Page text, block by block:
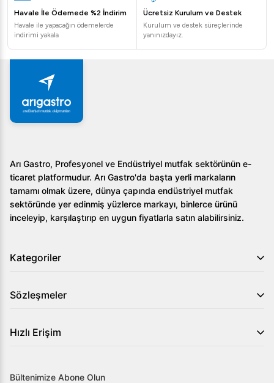
boyutunu ve enerji kaynağınızı (doğalgaz, LPG, elektrik)
göz önünde bulundurmalısınız. Güvenlik de en önemli
faktörlerden biridir; bu nedenle gaz kesme emniyet ventili
gibi özelliklere sahip, CE belgeli ürünleri tercih etmek
tüm döner makineleri, kalite ve güvenlik standartlarını
karşılayarak işletmenize değer katar. Ürünlerimizi
inceleyerek işletmeniz için en doğru kararı verin.
Havale İle Ödemede %2 İndirim
Havale ile yapacağın ödemelerde
indirimi yakala
Ücretsiz Kurulum ve Destek
Kurulum ve destek süreçlerinde
yanınızdayız.
Arı Gastro, Profesyonel ve Endüstriyel mutfak sektörünün e-
ticaret platformudur. Arı Gastro'da başta yerli markaların
tamamı olmak üzere, dünya çapında endüstriyel mutfak
sektöründe yer edinmiş yüzlerce markayı, binlerce ürünü
inceleyip, karşılaştırıp en uygun fiyatlarla satın alabilirsiniz.
Kategoriler
Sözleşmeler
Hızlı Erişim
Bültenimize Abone Olun